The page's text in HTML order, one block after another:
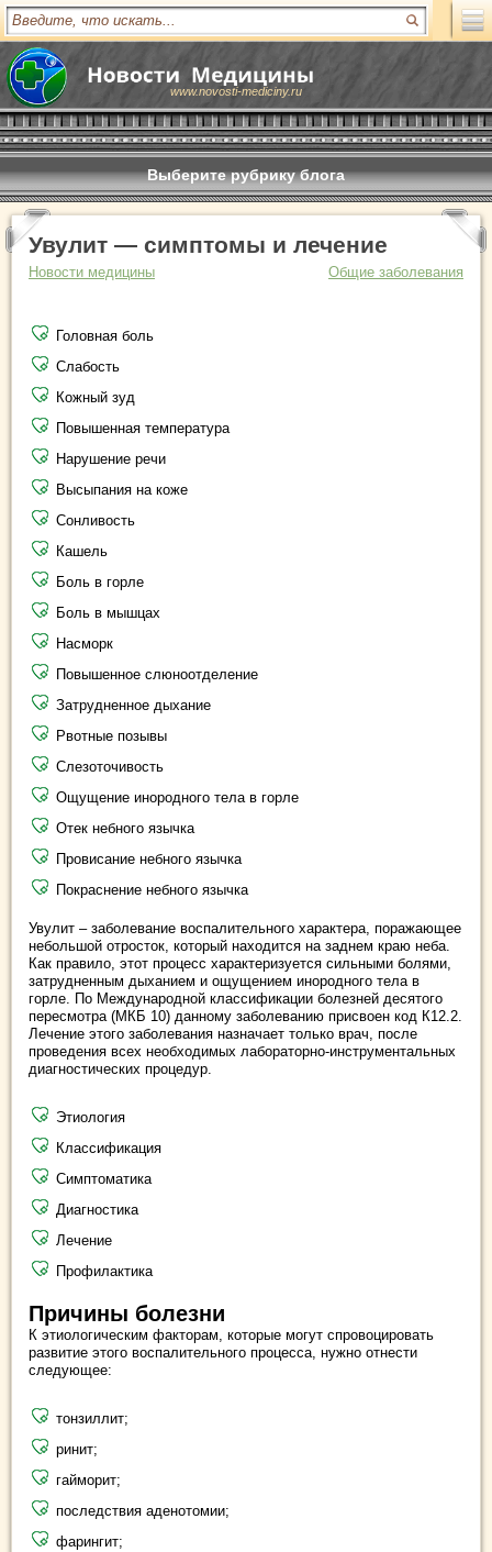
www.novosti-mediciny.ru
Выберите рубрику блога
Увулит — симптомы и лечение
Новости медицины Общие заболевания
Головная боль
Слабость
Кожный зуд
Повышенная температура
Нарушение речи
Высыпания на коже
Сонливость
Кашель
Боль в горле
Боль в мышцах
Насморк
Повышенное слюноотделение
Затрудненное дыхание
Рвотные позывы
Слезоточивость
Ощущение инородного тела в горле
Отек небного язычка
Провисание небного язычка
Покраснение небного язычка
Увулит – заболевание воспалительного характера, поражающее
небольшой отросток, который находится на заднем краю неба.
Как правило, этот процесс характеризуется сильными болями,
затрудненным дыханием и ощущением инородного тела в
горле. По Международной классификации болезней десятого
пересмотра (МКБ 10) данному заболеванию присвоен код К12.2.
Лечение этого заболевания назначает только врач, после
проведения всех необходимых лабораторно-инструментальных
диагностических процедур.
Этиология
Классификация
Симптоматика
Диагностика
Лечение
Профилактика
Причины болезни
К этиологическим факторам, которые могут спровоцировать
развитие этого воспалительного процесса, нужно отнести
следующее:
тонзиллит;
ринит;
гайморит;
последствия аденотомии;
фарингит;